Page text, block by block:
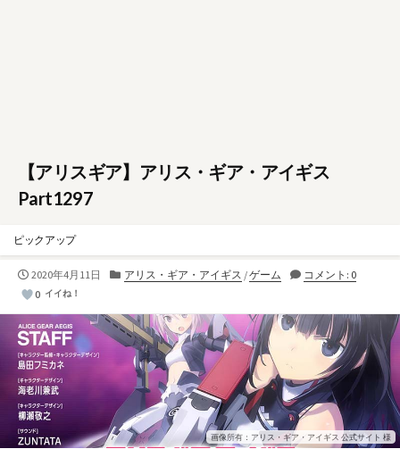
【アリスギア】アリス・ギア・アイギス
Part1297
ピックアップ
公
開
2020年4月11日
カ
リ
ー
アリス・ギア・アイギス /ゲーム
コメント: 0
0 イイね！
画像所有：アリス・ギア・アイギス 公式サイト 様